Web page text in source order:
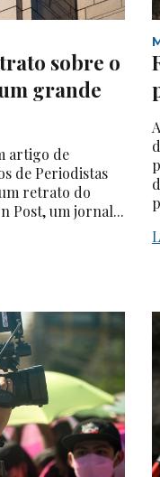
sobre o
grande
artigo de
de Periodistas
retrato do
Post, um jornal...